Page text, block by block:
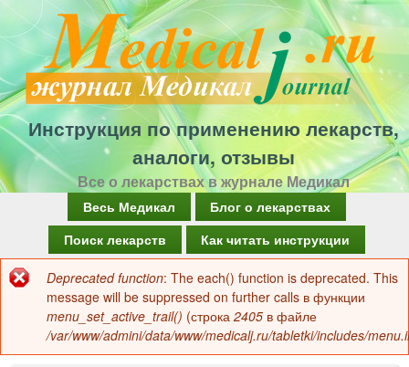
Перейти
к
основному
содержанию
Инструкция по применению лекарств,
аналоги, отзывы
Все о лекарствах в журнале Медикал
а
в
о
Весь Медикал
Блог о лекарствах
Поиск лекарств
Как читать инструкции
Сообщение
об
ошибке
Deprecated function: The each() function is deprecated. This
message will be suppressed on further calls в функции
menu_set_active_trail() (строка 2405 в файле
/var/www/admini/data/www/medicalj.ru/tabletki/includes/